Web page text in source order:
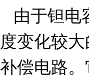
度变化较
补偿电路